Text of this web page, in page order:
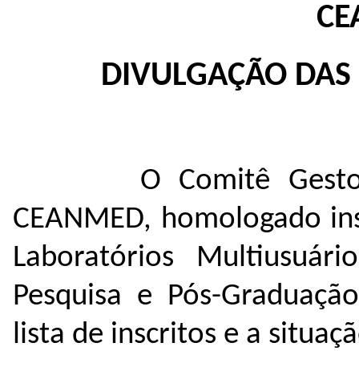
DIVULGAÇÃO DAS
O Comitê
CEANMED, homologado
Laboratórios
Pesquisa e Pós-
lista de inscritos e a